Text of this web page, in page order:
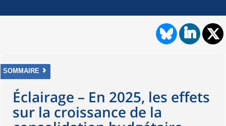
SOMMAIRE
Éclairage – En 2025, les effets
sur la croissance de la